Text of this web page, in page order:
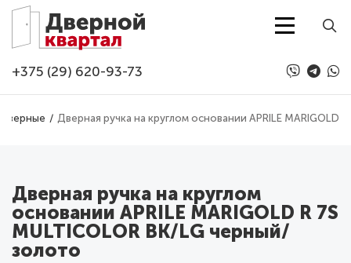
Перейти к основному содержанию
+375 (29) 620-93-73
Дверная ручка на круглом основании APRILE MARIGOLD
Дверная ручка на круглом
основании APRILE MARIGOLD R 7S
MULTICOLOR BK/LG черный/
золото